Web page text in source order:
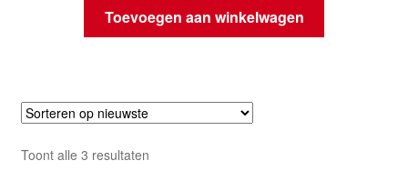
Toevoegen aan winkelwagen
Toont alle 3 resultatenGesorteerd